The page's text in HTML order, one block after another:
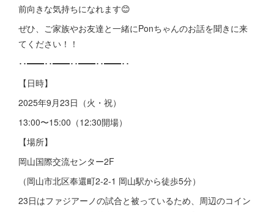
前向きな気持ちになれます😊
ぜひ、ご家族やお友達と一緒にPonちゃんのお話を聞きに来
てください！！
･･━━･･━━･･━━･･━━･･
【日時】
2025年9月23日（火・祝）
13:00〜15:00（12:30開場）
【場所】
岡山国際交流センター2F
（岡山市北区奉還町2-2-1 岡山駅から徒歩5分）
23日はファジアーノの試合と被っているため、周辺のコイン